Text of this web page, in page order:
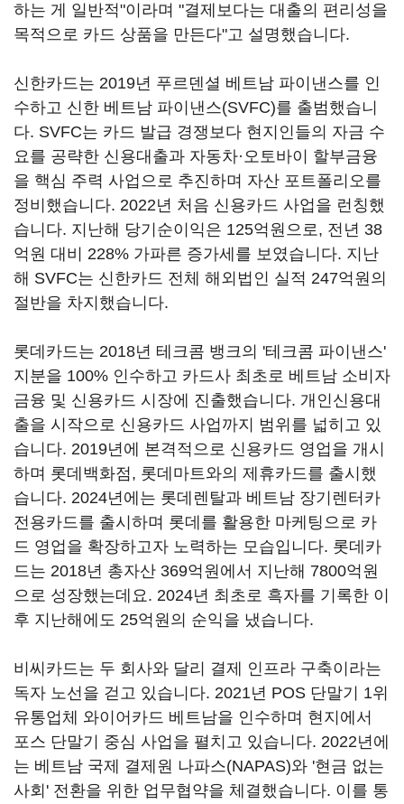
하는 게 일반적"이라며 "결제보다는 대출의 편리성을
목적으로 카드 상품을 만든다"고 설명했습니다.
신한카드는 2019년 푸르덴셜 베트남 파이낸스를 인
수하고 신한 베트남 파이낸스(SVFC)를 출범했습니
다. SVFC는 카드 발급 경쟁보다 현지인들의 자금 수
요를 공략한 신용대출과 자동차·오토바이 할부금융
을 핵심 주력 사업으로 추진하며 자산 포트폴리오를
정비했습니다. 2022년 처음 신용카드 사업을 런칭했
습니다. 지난해 당기순이익은 125억원으로, 전년 38
억원 대비 228% 가파른 증가세를 보였습니다. 지난
해 SVFC는 신한카드 전체 해외법인 실적 247억원의
절반을 차지했습니다.
롯데카드는 2018년 테크콤 뱅크의 '테크콤 파이낸스'
지분을 100% 인수하고 카드사 최초로 베트남 소비자
금융 및 신용카드 시장에 진출했습니다. 개인신용대
출을 시작으로 신용카드 사업까지 범위를 넓히고 있
습니다. 2019년에 본격적으로 신용카드 영업을 개시
하며 롯데백화점, 롯데마트와의 제휴카드를 출시했
습니다. 2024년에는 롯데렌탈과 베트남 장기렌터카
전용카드를 출시하며 롯데를 활용한 마케팅으로 카
드 영업을 확장하고자 노력하는 모습입니다. 롯데카
드는 2018년 총자산 369억원에서 지난해 7800억원
으로 성장했는데요. 2024년 최초로 흑자를 기록한 이
후 지난해에도 25억원의 순익을 냈습니다.
비씨카드는 두 회사와 달리 결제 인프라 구축이라는
독자 노선을 걷고 있습니다. 2021년 POS 단말기 1위
유통업체 와이어카드 베트남을 인수하며 현지에서
포스 단말기 중심 사업을 펼치고 있습니다. 2022년에
는 베트남 국제 결제원 나파스(NAPAS)와 '현금 없는
사회' 전환을 위한 업무협약을 체결했습니다. 이를 통